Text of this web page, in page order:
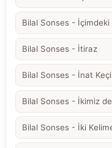
Bilal Sonses - İçimdeki
Bilal Sonses - İtiraz
Bilal Sonses - İnat Keçi
Bilal Sonses - İkimiz
Bilal Sonses - İki